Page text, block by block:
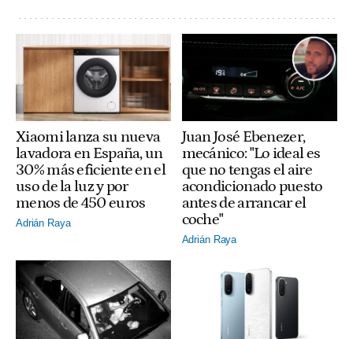
Xiaomi lanza su nueva
lavadora en España, un
30% más eficiente en el
uso de la luz y por
menos de 450 euros
Adrián Raya
Juan José Ebenezer,
mecánico: "Lo ideal es
que no tengas el aire
acondicionado puesto
antes de arrancar el
coche"
Adrián Raya